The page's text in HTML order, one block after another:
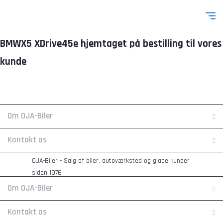
BMWX5 XDrive45e hjemtaget på bestilling til vores
kunde
Om OJA-Biler
Kontakt os
OJA-Biler - Salg af biler, autoværksted og glade kunder
siden 1976
Om OJA-Biler
Kontakt os